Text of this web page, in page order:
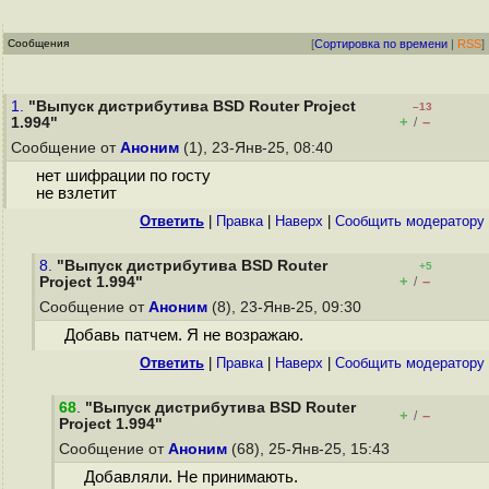
Сообщения [Сортировка по времени | RSS]
1. "Выпуск дистрибутива BSD Router Project
1.994"
–13
+ / –
Сообщение от Аноним (1), 23-Янв-25, 08:40
нет шифрации по госту
не взлетит
Ответить Правка| Наверх Cообщить модератору
8. "Выпуск дистрибутива BSD Router
Project 1.994"
+5
+ / –
Сообщение от Аноним (8), 23-Янв-25, 09:30
Добавь патчем. Я не возражаю.
Ответить Правка| Наверх Cообщить модератору
68. "Выпуск дистрибутива BSD Router
Project 1.994"
+ / –
Сообщение от Аноним (68), 25-Янв-25, 15:43
Добавляли. Не принимають.